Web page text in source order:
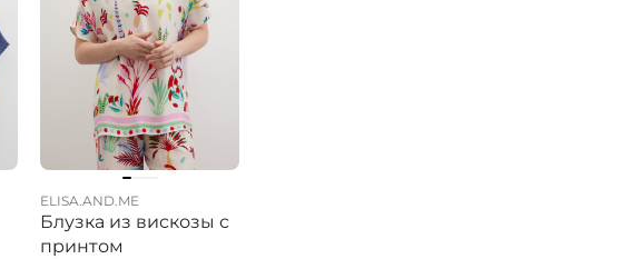
ELISA.AND.ME
Блузка из вискозы с
принтом